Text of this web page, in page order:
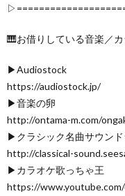
🎹お借りしている音楽／
▶Audiostock
https://audiostock.jp/
▶音楽の卵
http://ontama-m.com/
▶クラシック名曲サウン
http://classical-
▶カラオケ歌っちゃ王
https://